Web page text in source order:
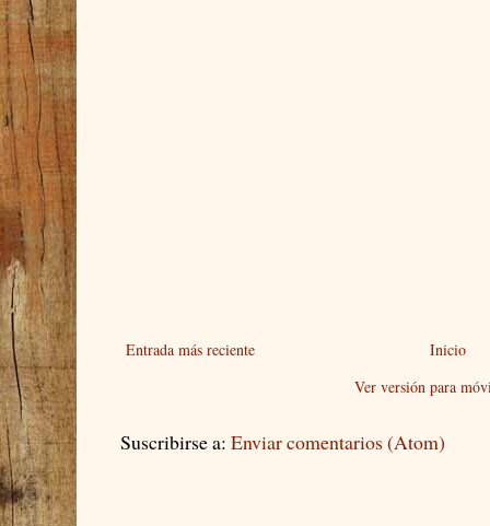
Entrada más reciente
Inicio
Ver versión para
Suscribirse a: Enviar comentarios (Atom)